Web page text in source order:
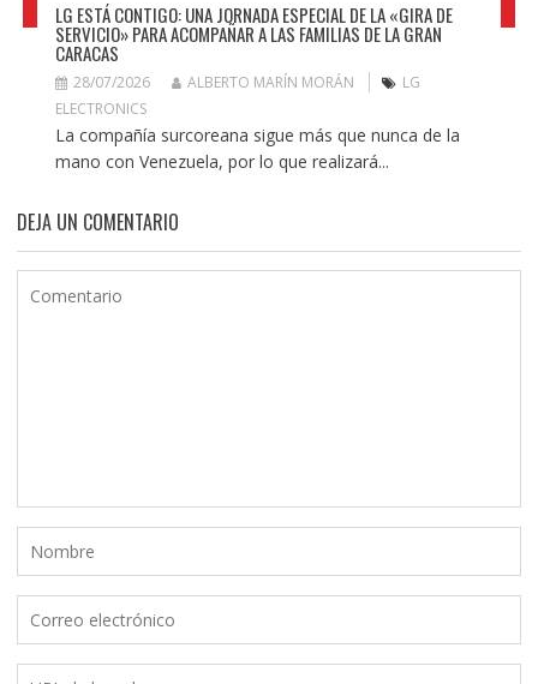
LG ESTÁ CONTIGO: UNA JORNADA ESPECIAL DE LA «GIRA DE
SERVICIO» PARA ACOMPAÑAR A LAS FAMILIAS DE LA GRAN
CARACAS
28/07/2026 ALBERTO MARÍN MORÁN
LG
ELECTRONICS
La compañía surcoreana sigue más que nunca de la
mano con Venezuela, por lo que realizará...
DEJA UN COMENTARIO